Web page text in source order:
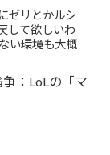
ゼリとかルシ
して欲しいわ
い環境も大概
：LoLの「マ